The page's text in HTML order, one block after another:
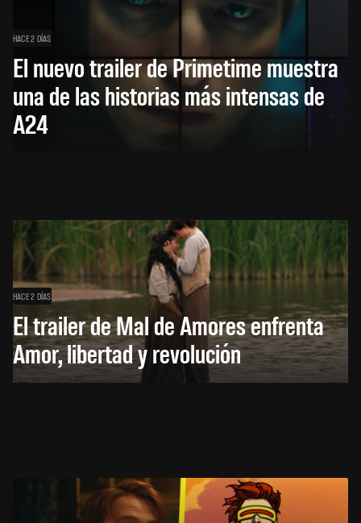
HACE 2 DÍAS
El nuevo trailer de Primetime muestra
una de las historias más intensas de
A24
HACE 2 DÍAS
El trailer de Mal de Amores enfrenta
Amor, libertad y revolución